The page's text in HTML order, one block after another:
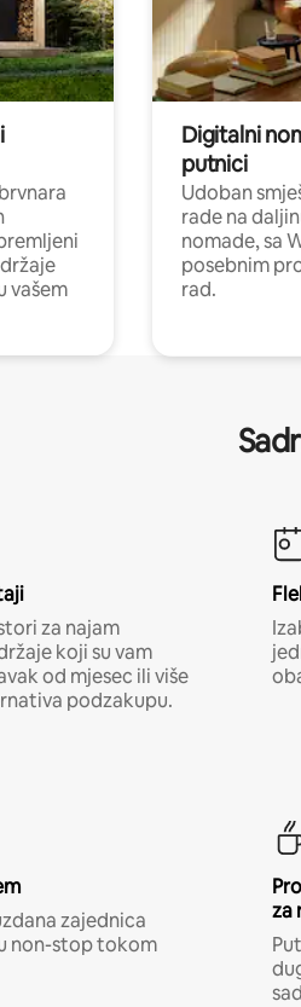
vašem
Digitalni
putnici
Udoban
rade na
nomade, sa
posebnim
rad.
za najam
koji su vam
od mjesec ili više
podzakupu.
zajednica
non-stop tokom
za